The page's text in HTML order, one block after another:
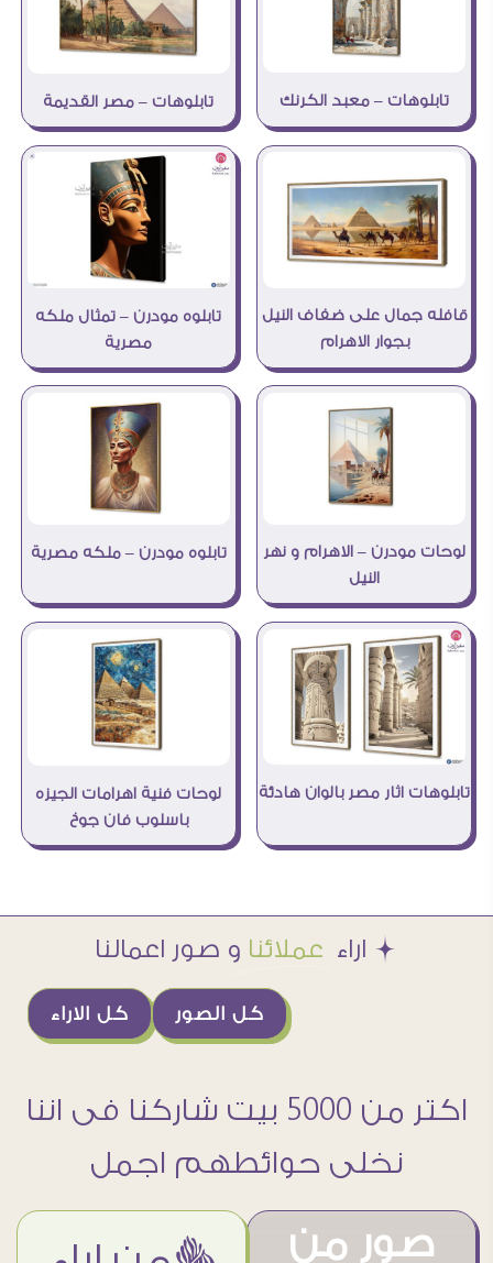
تابلوهات – معبد الكرنك تابلوهات – مصر القديمة
قافله جمال على ضفاف النيل
بجوار الاهرام
تابلوه مودرن – تمثال ملكه
مصرية
لوحات مودرن – الاهرام و نهر
النيل
تابلوه مودرن – ملكه مصرية
تابلوهات اثار مصر بالوان هادئة
لوحات فنية اهرامات الجيزه
باسلوب فان جوخ
Æ اراء عملائنا و صور اعمالنا
كل الاراء كل الصور
اكتر من 5000 بيت شاركنا فى اننا
نخلى حوائطهم اجمل
صور من